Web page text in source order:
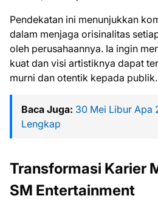
Pendekatan ini menunjukkan
dalam menjaga orisinalitas
oleh perusahaannya. Ia ingin
kuat dan visi artistiknya dapat
murni dan otentik kepada publik.
Baca Juga: 30 Mei Libur Apa
Lengkap
Transformasi Karier
SM Entertainment